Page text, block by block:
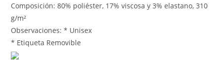
Composición: 80% poliéster, 17% viscosa y 3% elastano, 310
g/m²
Observaciones: * Unisex
* Etiqueta Removible